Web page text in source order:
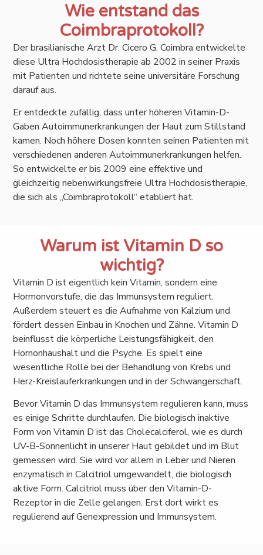
Wie entstand das
Coimbraprotokoll?
Der brasilianische Arzt Dr. Cicero G. Coimbra entwickelte
diese Ultra Hochdosistherapie ab 2002 in seiner Praxis
mit Patienten und richtete seine universitäre Forschung
darauf aus.
Er entdeckte zufällig, dass unter höheren Vitamin-D-
Gaben Autoimmunerkrankungen der Haut zum Stillstand
kamen. Noch höhere Dosen konnten seinen Patienten mit
verschiedenen anderen Autoimmunerkrankungen helfen.
So entwickelte er bis 2009 eine effektive und
gleichzeitig nebenwirkungsfreie Ultra Hochdosistherapie,
die sich als „Coimbraprotokoll“ etabliert hat.
Warum ist Vitamin D so
wichtig?
Vitamin D ist eigentlich kein Vitamin, sondern eine
Hormonvorstufe, die das Immunsystem reguliert.
Außerdem steuert es die Aufnahme von Kalzium und
fördert dessen Einbau in Knochen und Zähne. Vitamin D
beinflusst die körperliche Leistungsfähigkeit, den
Hornonhaushalt und die Psyche. Es spielt eine
wesentliche Rolle bei der Behandlung von Krebs und
Herz-Kreislauferkrankungen und in der Schwangerschaft.
Bevor Vitamin D das Immunsystem regulieren kann, muss
es einige Schritte durchlaufen. Die biologisch inaktive
Form von Vitamin D ist das Cholecalciferol, wie es durch
UV-B-Sonnenlicht in unserer Haut gebildet und im Blut
gemessen wird. Sie wird vor allem in Leber und Nieren
enzymatisch in Calcitriol umgewandelt, die biologisch
aktive Form. Calcitriol muss über den Vitamin-D-
Rezeptor in die Zelle gelangen. Erst dort wirkt es
regulierend auf Genexpression und Immunsystem.